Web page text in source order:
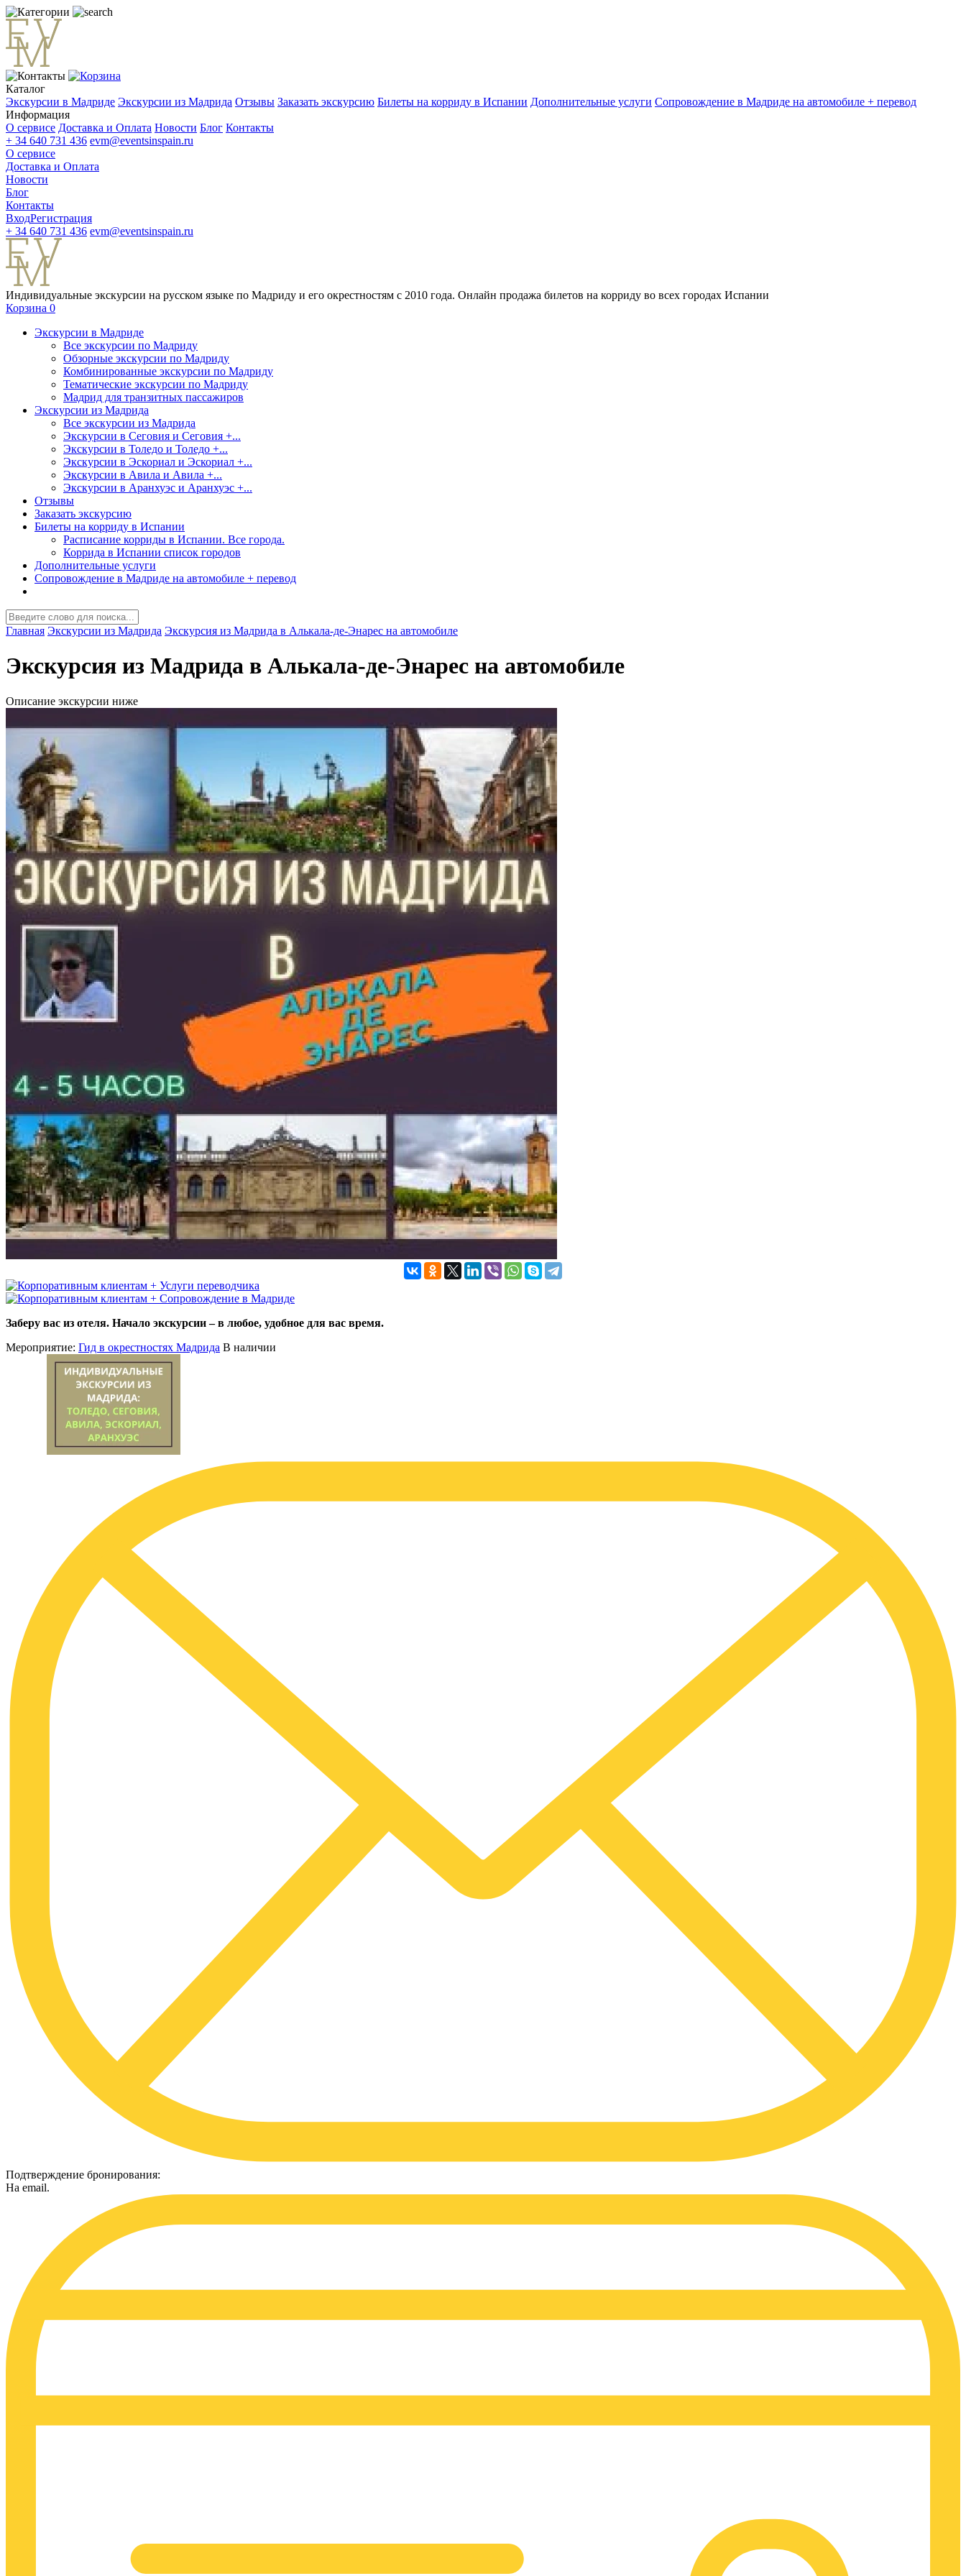
Каталог
Экскурсии в Мадриде Экскурсии из Мадрида Отзывы Заказать экскурсию Билеты на корриду в Испании Дополнительные услуги Сопровождение в Мадриде на автомобиле + перевод
Информация
О сервисе Доставка и Оплата Новости Блог Контакты
+ 34 640 731 436 evm@eventsinspain.ru
О сервисе
Доставка и Оплата
Новости
Блог
Контакты
ВходРегистрация
+ 34 640 731 436 evm@eventsinspain.ru
Индивидуальные экскурсии на русском языке по Мадриду и его окрестностям с 2010 года. Онлайн продажа билетов на корриду во всех городах Испании
Корзина 0
Экскурсии в Мадриде
Все экскурсии по Мадриду
Обзорные экскурсии по Мадриду
Комбинированные экскурсии по Мадриду
Тематические экскурсии по Мадриду
Мадрид для транзитных пассажиров
Экскурсии из Мадрида
Все экскурсии из Мадрида
Экскурсии в Сеговия и Сеговия +...
Экскурсии в Толедо и Толедо +...
Экскурсии в Эскориал и Эскориал +...
Экскурсии в Авила и Авила +...
Экскурсии в Аранхуэс и Аранхуэс +...
Отзывы
Заказать экскурсию
Билеты на корриду в Испании
Расписание корриды в Испании. Все города.
Коррида в Испании список городов
Дополнительные услуги
Сопровождение в Мадриде на автомобиле + перевод
Главная Экскурсии из Мадрида Экскурсия из Мадрида в Алькала-де-Энарес на автомобиле
Экскурсия из Мадрида в Алькала-де-Энарес на автомобиле
Описание экскурсии ниже
+ Услуги переводчика
+ Сопровождение в Мадриде
Заберу вас из отеля. Начало экскурсии – в любое, удобное для вас время.
Мероприятие: Гид в окрестностях Мадрида В наличии
Подтверждение бронирования:
На email.